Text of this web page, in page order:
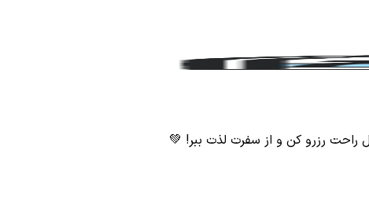
راحت رزرو کن و از سفرت لذت ببر! 💚